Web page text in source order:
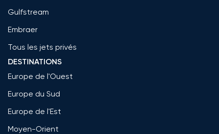
Gulfstream
Embraer
Tous les jets privés
DESTINATIONS
Europe de l'Ouest
Europe du Sud
Europe de l'Est
Moyen-Orient